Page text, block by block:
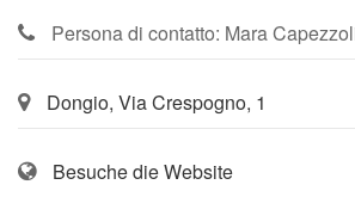
Persona di contatto: Mara
Dongio, Via Crespogno, 1
Besuche die Website